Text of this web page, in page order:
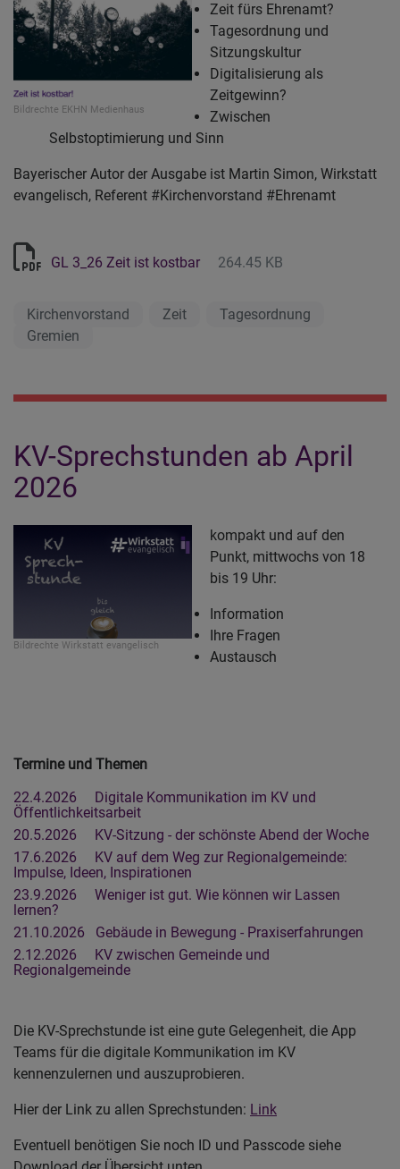
Bildrechte EKHN Medienhaus
Zeit fürs Ehrenamt?
Tagesordnung und
Sitzungskultur
Digitalisierung als
Zeitgewinn?
Zwischen
Selbstoptimierung und Sinn
Bayerischer Autor der Ausgabe ist Martin Simon, Wirkstatt
evangelisch, Referent #Kirchenvorstand #Ehrenamt
GL 3_26 Zeit ist kostbar 264.45 KB
Kirchenvorstand Zeit
Tagesordnung
Gremien
KV-Sprechstunden ab April
2026
Bildrechte Wirkstatt evangelisch
kompakt und auf den
Punkt, mittwochs von 18
bis 19 Uhr:
Information
Ihre Fragen
Austausch
Termine und Themen
22.4.2026 Digitale Kommunikation im KV und
Öffentlichkeitsarbeit
20.5.2026 KV-Sitzung - der schönste Abend der Woche
17.6.2026 KV auf dem Weg zur Regionalgemeinde:
Impulse, Ideen, Inspirationen
23.9.2026 Weniger ist gut. Wie können wir Lassen
lernen?
21.10.2026 Gebäude in Bewegung - Praxiserfahrungen
2.12.2026 KV zwischen Gemeinde und
Regionalgemeinde
Die KV-Sprechstunde ist eine gute Gelegenheit, die App
Teams für die digitale Kommunikation im KV
kennenzulernen und auszuprobieren.
Hier der Link zu allen Sprechstunden: Link
Eventuell benötigen Sie noch ID und Passcode siehe